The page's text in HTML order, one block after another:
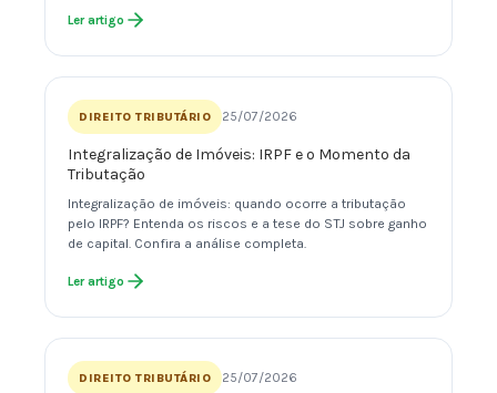
Ler artigo
DIREITO TRIBUTÁRIO 25/07/2026
Integralização de Imóveis: IRPF e o Momento da
Tributação
Integralização de imóveis: quando ocorre a tributação
pelo IRPF? Entenda os riscos e a tese do STJ sobre ganho
de capital. Confira a análise completa.
Ler artigo
DIREITO TRIBUTÁRIO 25/07/2026